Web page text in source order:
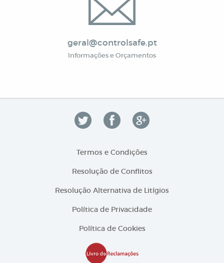
geral@controlsafe.pt
Informações e Orçamentos
Termos e Condições
Resolução de Conflitos
Resolução Alternativa de Litígios
Política de Privacidade
Política de Cookies